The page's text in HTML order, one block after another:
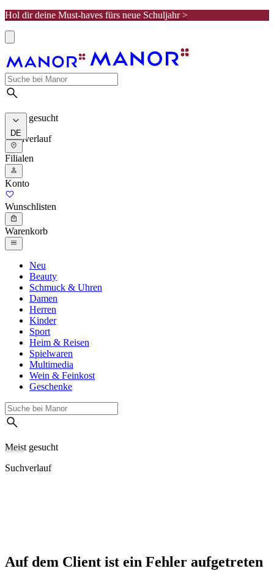
Hol dir deine Must-haves fürs neue Schuljahr >
Meist gesucht
Suchverlauf
DE
Filialen
Konto
Wunschlisten
Warenkorb
Neu
Beauty
Schmuck & Uhren
Damen
Herren
Kinder
Sport
Heim & Reisen
Spielwaren
Multimedia
Wein & Feinkost
Geschenke
Meist gesucht
Suchverlauf
Auf dem Client ist ein Fehler aufgetreten